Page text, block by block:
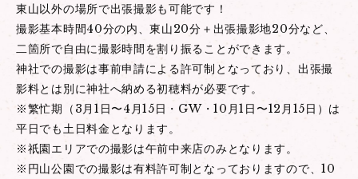
東山以外の場所で出張撮影も可能です！
撮影基本時間40分の内、東山20分＋出張撮影地20分など、
二箇所で自由に撮影時間を割り振ることができます。
神社での撮影は事前申請による許可制となっており、出張撮
影料とは別に神社へ納める初穂料が必要です。
※繁忙期（3月1日〜4月15日・GW・10月1日〜12月15日）は
平日でも土日料金となります。
※祇園エリアでの撮影は午前中来店のみとなります。
※円山公園での撮影は有料許可制となっておりますので、10